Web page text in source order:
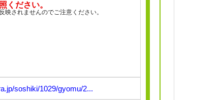
ください。
されませんのでご注意ください。
soshiki/1029/gyomu/2...